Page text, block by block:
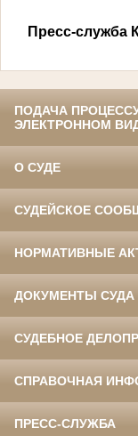
Пресс-служба
ПОДАЧА
ЭЛЕКТРОННОМ
О СУДЕ
СУДЕЙСКОЕ
НОРМАТИВНЫЕ
ДОКУМЕНТЫ СУДА
СУДЕБНОЕ
СПРАВОЧНАЯ
ПРЕСС-СЛУЖБА